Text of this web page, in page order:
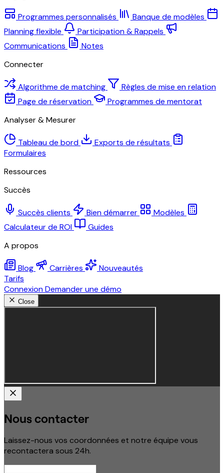
Programmes personnalisés
Banque de modèles
Planning flexible
Participation & Rappels
Communications
Notes
Connecter
Algorithme de matching
Règles de mise en relation
Page de réservation
Programmes de mentorat
Analyser & Mesurer
Tableau de bord
Exports de résultats
Formulaires
Ressources
Succès
Succès clients Bien démarrer
Modèles
Calculateur de ROI
Guides
A propos
Blog Carrières
Nouveautés
Tarifs
ConnexionDemander une démo
Close
Nous contacter
Laissez-nous vos coordonnées et notre équipe vous
recontactera sous 24h.